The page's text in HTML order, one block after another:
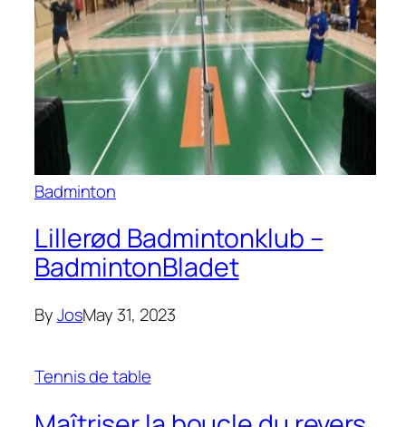
Badminton
Lillerød Badmintonklub –
BadmintonBladet
ByJosMay 31, 2023
Tennis de table